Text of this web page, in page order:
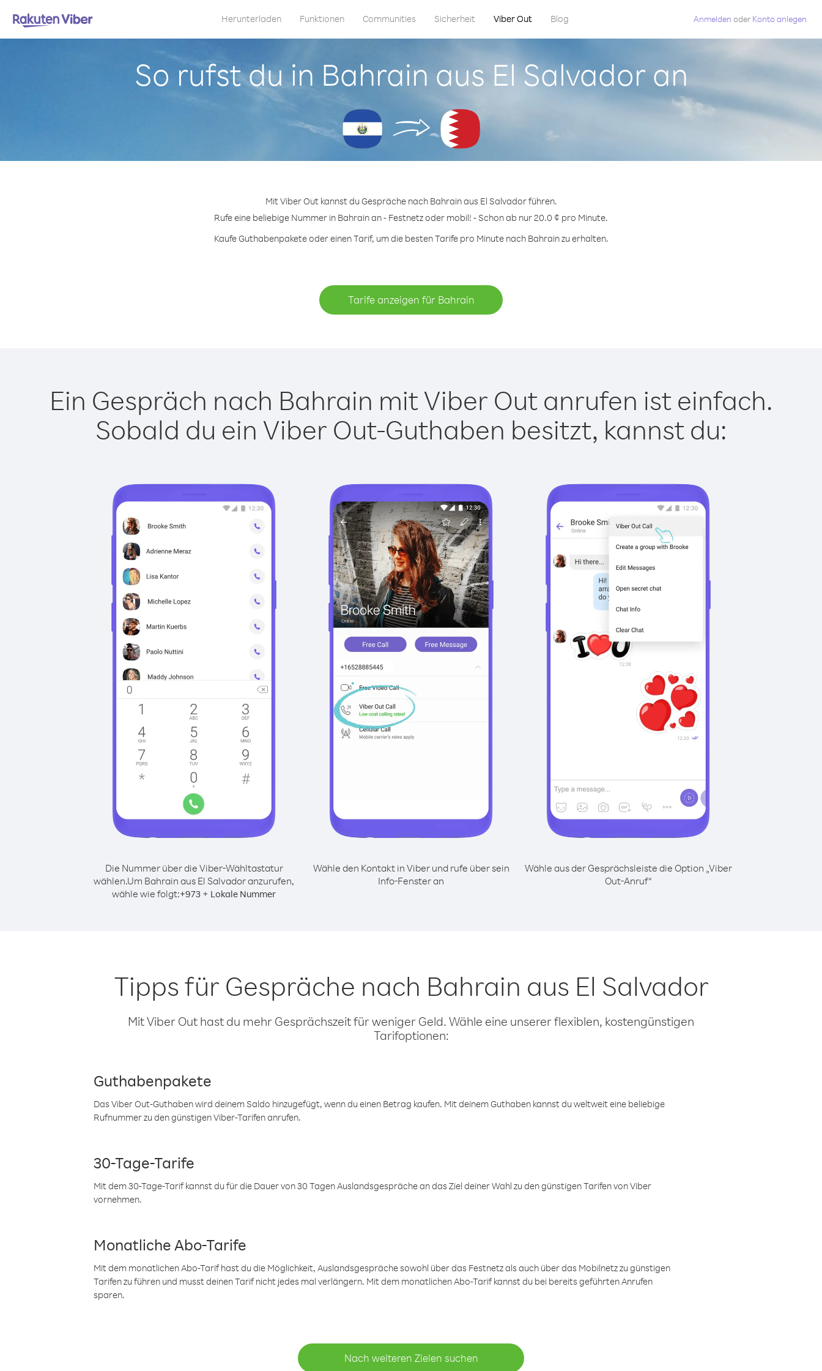
Herunterladen Funktionen Communities Sicherheit Viber Out Blog Anmelden oder Konto anlegen
So rufst du in Bahrain aus El Salvador an
Mit Viber Out kannst du Gespräche nach Bahrain aus El Salvador führen.
Rufe eine beliebige Nummer in Bahrain an - Festnetz oder mobil! - Schon ab nur 20.0 ¢ pro Minute.
Kaufe Guthabenpakete oder einen Tarif, um die besten Tarife pro Minute nach Bahrain zu erhalten.
Tarife anzeigen für Bahrain
Ein Gespräch nach Bahrain mit Viber Out anrufen ist einfach.
Sobald du ein Viber Out-Guthaben besitzt, kannst du:
Die Nummer über die Viber-Wähltastatur
wählen.Um Bahrain aus El Salvador anzurufen,
wähle wie folgt:+973 + Lokale Nummer
Wähle den Kontakt in Viber und rufe über sein
Info-Fenster an
Wähle aus der Gesprächsleiste die Option „Viber
Out-Anruf“
Tipps für Gespräche nach Bahrain aus El Salvador
Mit Viber Out hast du mehr Gesprächszeit für weniger Geld. Wähle eine unserer flexiblen, kostengünstigen
Tarifoptionen:
Guthabenpakete
Das Viber Out-Guthaben wird deinem Saldo hinzugefügt, wenn du einen Betrag kaufen. Mit deinem Guthaben kannst du weltweit eine beliebige
Rufnummer zu den günstigen Viber-Tarifen anrufen.
30-Tage-Tarife
Mit dem 30-Tage-Tarif kannst du für die Dauer von 30 Tagen Auslandsgespräche an das Ziel deiner Wahl zu den günstigen Tarifen von Viber
vornehmen.
Monatliche Abo-Tarife
Mit dem monatlichen Abo-Tarif hast du die Möglichkeit, Auslandsgespräche sowohl über das Festnetz als auch über das Mobilnetz zu günstigen
Tarifen zu führen und musst deinen Tarif nicht jedes mal verlängern. Mit dem monatlichen Abo-Tarif kannst du bei bereits geführten Anrufen
sparen.
Nach weiteren Zielen suchen